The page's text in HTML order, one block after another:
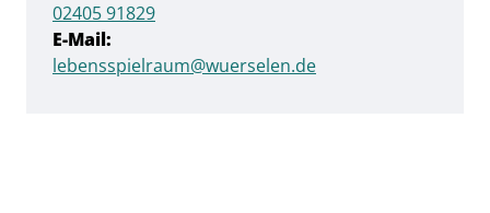
02405 91829
E-Mail:
lebensspielraum@wuerselen.de